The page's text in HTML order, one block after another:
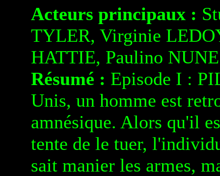
Acteurs principaux :
TYLER, Virginie
HATTIE, Paulino
Résumé : Episode I :
Unis, un homme est
amnésique. Alors qu'il
tente de le tuer,
sait manier les armes,